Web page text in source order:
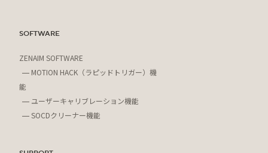
SOFTWARE
ZENAIM SOFTWARE
MOTION HACK（ラピッドトリガー）機
能
ユーザーキャリブレーション機能
SOCDクリーナー機能